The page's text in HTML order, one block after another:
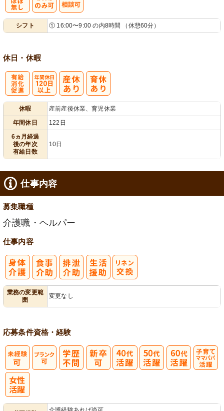
シフト ① 16:00〜9:00 の内8時間 （休憩60分）
休日・休暇
休暇
産前産後休業、育児休業
年間休日
122日
6ヵ月経過
後の年次
有給日数
10日
仕事内容
募集職種
介護職・ヘルパー
仕事内容
業務の変更範
囲
変更なし
応募条件資格・経験